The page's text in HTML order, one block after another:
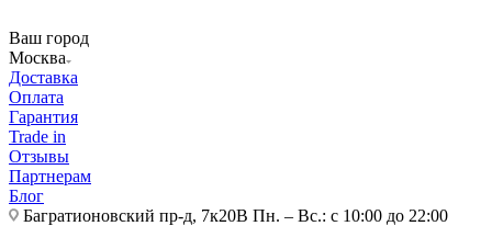
Ваш город
Москва
Доставка
Оплата
Гарантия
Trade in
Отзывы
Партнерам
Блог
Багратионовский пр-д, 7к20В Пн. – Вс.: с 10:00 до 22:00